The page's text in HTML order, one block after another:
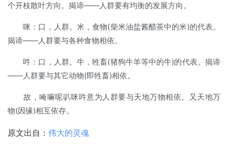
个开枝散叶方向。揭谛——人群要有均衡的发展方向。
咪：口，人群。米，食物(柴米油盐酱醋茶中的米)的代表。
揭谛——人群要与各种食物相依。
吽：口，人群。牛，牲畜(猪狗牛羊等中的牛)的代表。揭谛
——人群要与其它动物(即牲畜)相依。
故，唵嘛呢叭咪吽意为人群要与天地万物相依。又天地万
物(因缘)相互依存。
原文出自： 伟大的灵魂